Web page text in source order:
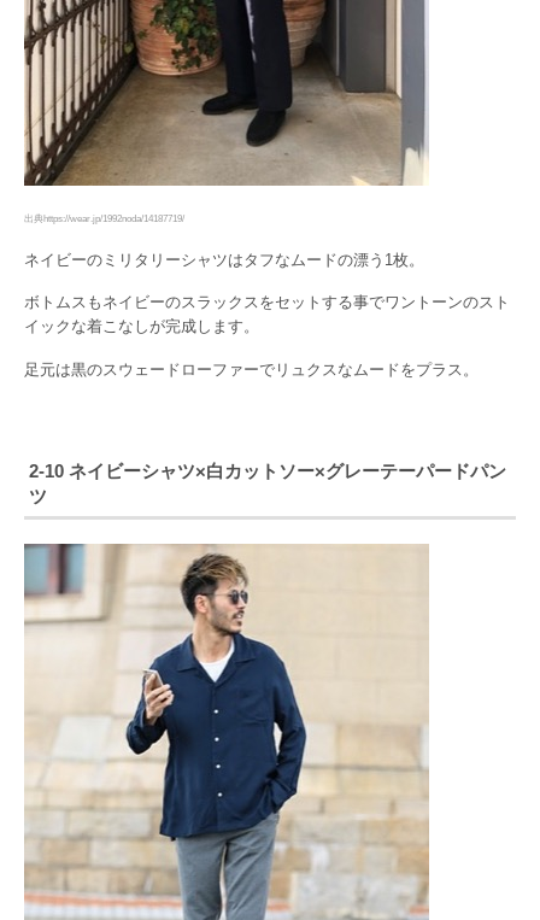
出典https://wear.jp/1992noda/14187719/
ネイビーのミリタリーシャツはタフなムードの漂う1枚。
ボトムスもネイビーのスラックスをセットする事でワントーンのスト
イックな着こなしが完成します。
足元は黒のスウェードローファーでリュクスなムードをプラス。
2-10 ネイビーシャツ×白カットソー×グレーテーパードパン
ツ